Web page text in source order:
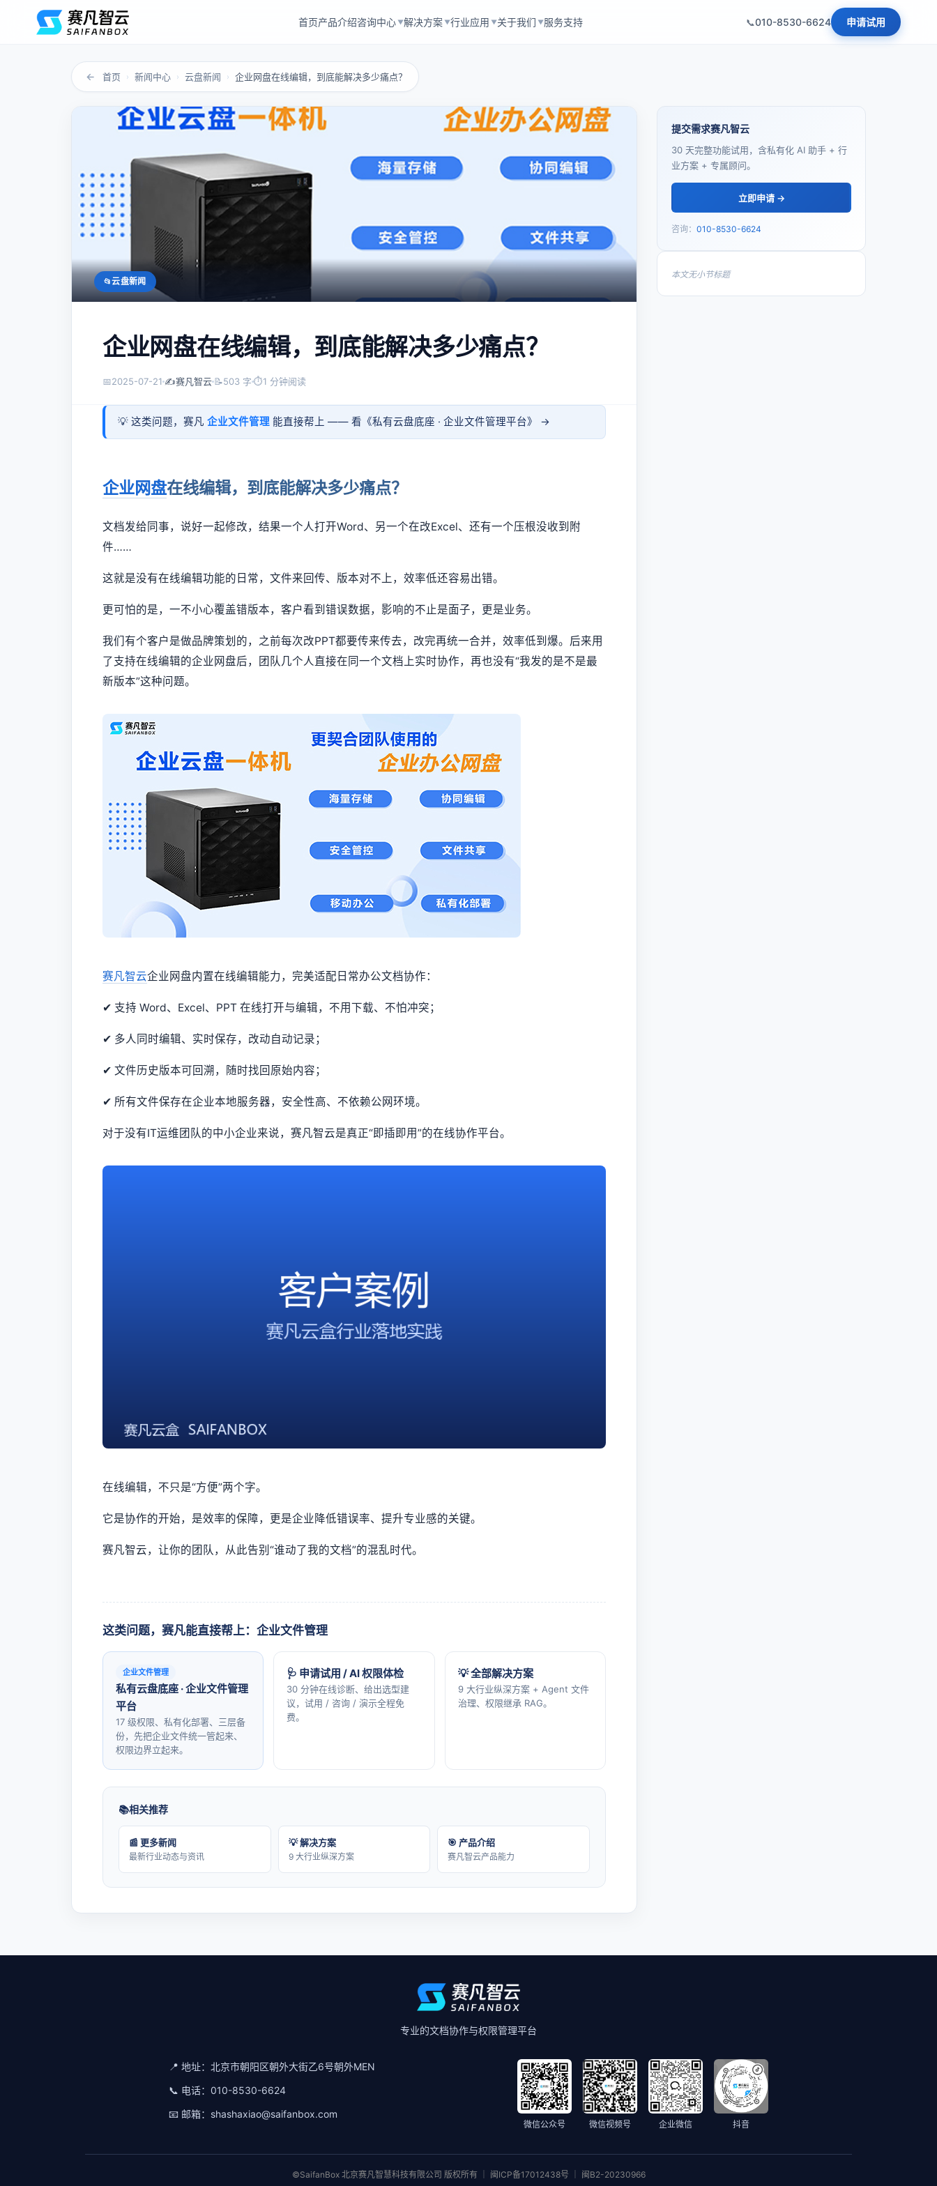
首页产品介绍咨询中心 ▼解决方案 ▼行业应用 ▼关于我们 ▼服务支持 010-8530-6624 申请试用
← 首页 › 新闻中心 › 云盘新闻 › 企业网盘在线编辑，到底能解决多少痛点？
云盘新闻
企业网盘在线编辑，到底能解决多少痛点？
📅2025-07-21 ✍️赛凡智云 📝503 字 ⏱1 分钟阅读
💡 这类问题，赛凡 企业文件管理 能直接帮上 —— 看《私有云盘底座 · 企业文件管理平台》 →
企业网盘在线编辑，到底能解决多少痛点？
文档发给同事，说好一起修改，结果一个人打开Word、另一个在改Excel、还有一个压根没收到附
件……
这就是没有在线编辑功能的日常，文件来回传、版本对不上，效率低还容易出错。
更可怕的是，一不小心覆盖错版本，客户看到错误数据，影响的不止是面子，更是业务。
我们有个客户是做品牌策划的，之前每次改PPT都要传来传去，改完再统一合并，效率低到爆。后来用
了支持在线编辑的企业网盘后，团队几个人直接在同一个文档上实时协作，再也没有“我发的是不是最
新版本”这种问题。
赛凡智云企业网盘内置在线编辑能力，完美适配日常办公文档协作：
✔ 支持 Word、Excel、PPT 在线打开与编辑，不用下载、不怕冲突；
✔ 多人同时编辑、实时保存，改动自动记录；
✔ 文件历史版本可回溯，随时找回原始内容；
✔ 所有文件保存在企业本地服务器，安全性高、不依赖公网环境。
对于没有IT运维团队的中小企业来说，赛凡智云是真正“即插即用”的在线协作平台。
在线编辑，不只是“方便”两个字。
它是协作的开始，是效率的保障，更是企业降低错误率、提升专业感的关键。
赛凡智云，让你的团队，从此告别“谁动了我的文档”的混乱时代。
这类问题，赛凡能直接帮上：企业文件管理
企业文件管理
私有云盘底座 · 企业文件管理
平台
17 级权限、私有化部署、三层备
份，先把企业文件统一管起来、
权限边界立起来。
🩺 申请试用 / AI 权限体检
30 分钟在线诊断、给出选型建
议，试用 / 咨询 / 演示全程免
费。
💡 全部解决方案
9 大行业纵深方案 + Agent 文件
治理、权限继承 RAG。
相关推荐
📰 更多新闻
最新行业动态与资讯
💡 解决方案
9 大行业纵深方案
🎯 产品介绍
赛凡智云产品能力
提交需求赛凡智云
30 天完整功能试用，含私有化 AI 助手 + 行
业方案 + 专属顾问。
立即申请 →
咨询： 010-8530-6624
本文无小节标题
专业的文档协作与权限管理平台
📍 地址： 北京市朝阳区朝外大街乙6号朝外MEN
📞 电话： 010-8530-6624
📧 邮箱： shashaxiao@saifanbox.com
微信公众号 微信视频号 企业微信 抖音
©SaifanBox 北京赛凡智慧科技有限公司 版权所有 ｜ 闽ICP备17012438号 ｜ 闽B2-20230966